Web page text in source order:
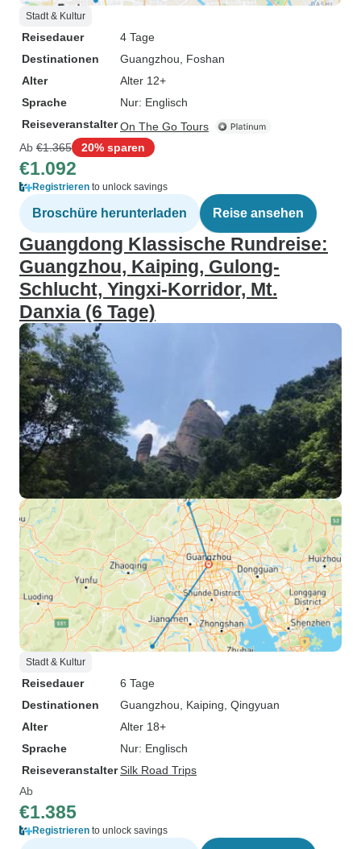
Stadt & Kultur
Reisedauer
4 Tage
Destinationen
Guangzhou , Foshan
Alter
Alter 12+
Sprache
Nur: Englisch
ReiseveranstalterOn The Go Tours
Ab €1.365 20% sparen
€1.092
Registrieren to unlock savings
Broschüre herunterladen Reise ansehen
Guangdong Klassische Rundreise:
Guangzhou, Kaiping, Gulong-
Schlucht, Yingxi-Korridor, Mt.
Danxia (6 Tage)
Stadt & Kultur
Reisedauer
6 Tage
Destinationen
Guangzhou , Kaiping , Qingyuan
Alter
Alter 18+
Sprache
Nur: Englisch
ReiseveranstalterSilk Road Trips
Ab
€1.385
Registrieren to unlock savings